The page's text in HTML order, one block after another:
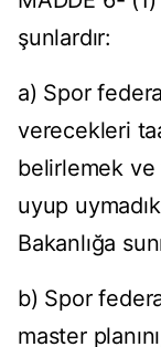
şunlardır:
a) Spor
verecekleri
belirlemek ve
uyup
Bakanlığa
b) Spor
master